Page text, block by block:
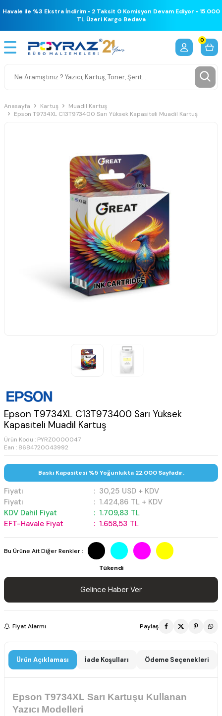
Havale ile %3 Ekstra İndirim • 2 Taksit 0 Komisyon Devam Ediyor • 15.000
TL Üzeri Kargo Bedava
0
Anasayfa Kartuş
Muadil Kartuş
Epson T9734XL C13T973400 Sarı Yüksek Kapasiteli Muadil Kartuş
Epson T9734XL C13T973400 Sarı Yüksek
Kapasiteli Muadil Kartuş
Ürün Kodu : PYRZ0000047
Ean : 8684720043992
Baskı Kapasitesi %5 Yoğunlukta 22,000 Sayfadır.
Fiyatı : 30,25 USD + KDV
Fiyatı
: 1.424,86 TL + KDV
KDV Dahil Fiyat
: 1.709,83 TL
EFT-Havale Fiyat
: 1.658,53 TL
Bu Ürüne Ait Diğer Renkler :
Tükendi
Gelince Haber Ver
Fiyat Alarmı Paylaş
Ürün Açıklaması İade Koşulları Ödeme Seçenekleri
Epson T9734XL Sarı Kartuşu Kullanan
Yazıcı Modelleri